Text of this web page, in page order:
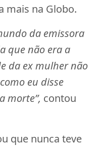
mais na Globo.
da emissora
que não era a
da ex mulher não
eu disse
morte”, contou
que nunca teve